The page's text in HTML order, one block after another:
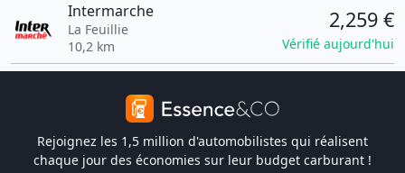
Intermarche
La Feuillie
10,2 km
2,259 €
Vérifié aujourd'hui
Rejoignez les 1,5 million d'automobilistes qui réalisent
chaque jour des économies sur leur budget carburant !